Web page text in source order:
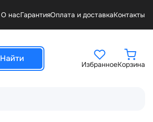
О насГарантияОплата и доставкаКонтакты
Найти
ИзбранноеКорзина